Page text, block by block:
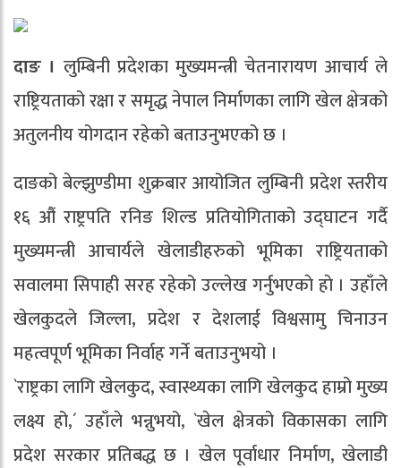
दाङ । लुम्बिनी प्रदेशका मुख्यमन्त्री चेतनारायण आचार्य ले
राष्ट्रियताको रक्षा र समृद्ध नेपाल निर्माणका लागि खेल क्षेत्रको
अतुलनीय योगदान रहेको बताउनुभएको छ ।
दाङको बेल्झुण्डीमा शुक्रबार आयोजित लुम्बिनी प्रदेश स्तरीय
१६ औं राष्ट्रपति रनिङ शिल्ड प्रतियोगिताको उद्घाटन गर्दै
मुख्यमन्त्री आचार्यले खेलाडीहरुको भूमिका राष्ट्रियताको
सवालमा सिपाही सरह रहेको उल्लेख गर्नुभएकाे हाे । उहाँले
खेलकुदले जिल्ला, प्रदेश र देशलाई विश्वसामु चिनाउन
महत्वपूर्ण भूमिका निर्वाह गर्ने बताउनुभयो ।
`राष्ट्रका लागि खेलकुद, स्वास्थ्यका लागि खेलकुद हाम्रो मुख्य
लक्ष्य हो,´ उहाँले भन्नुभयो, `खेल क्षेत्रको विकासका लागि
प्रदेश सरकार प्रतिबद्ध छ । खेल पूर्वाधार निर्माण, खेलाडी